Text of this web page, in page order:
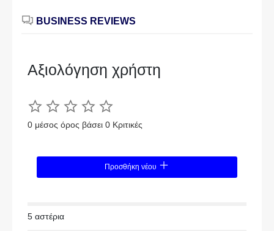
BUSINESS REVIEWS
Αξιολόγηση χρήστη
0 μέσος όρος βάσει 0 Κριτικές
Προσθήκη νέου
5 αστέρια